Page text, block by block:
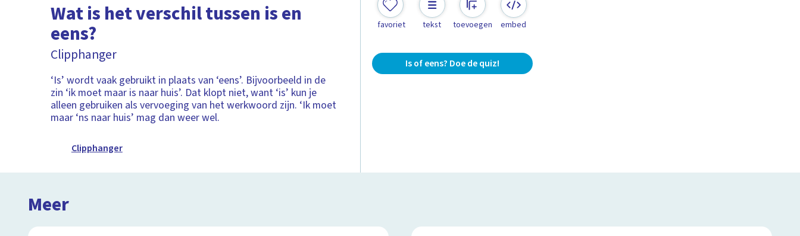
Wat is het verschil tussen is en
eens?
Clipphanger
‘Is’ wordt vaak gebruikt in plaats van ‘eens’. Bijvoorbeeld in de
zin ‘ik moet maar is naar huis’. Dat klopt niet, want ‘is’ kun je
alleen gebruiken als vervoeging van het werkwoord zijn. ‘Ik moet
maar ‘ns naar huis’ mag dan weer wel.
Clipphanger
favoriet tekst toevoegen embed
Is of eens? Doe de quiz!
Meer